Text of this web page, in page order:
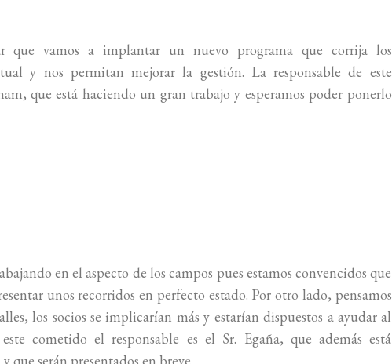
que vamos a implantar un nuevo programa que corrija los
y nos permitan mejorar la gestión. La responsable de este
que está haciendo un gran trabajo y esperamos poder ponerlo
en el aspecto de los campos pues estamos convencidos que
unos recorridos en perfecto estado. Por otro lado, pensamos
los socios se implicarían más y estarían dispuestos a ayudar al
cometido el responsable es el Sr. Egaña, que además está